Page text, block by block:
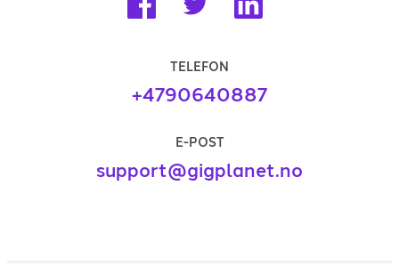
TELEFON
+4790640887
E-POST
support@gigplanet.no